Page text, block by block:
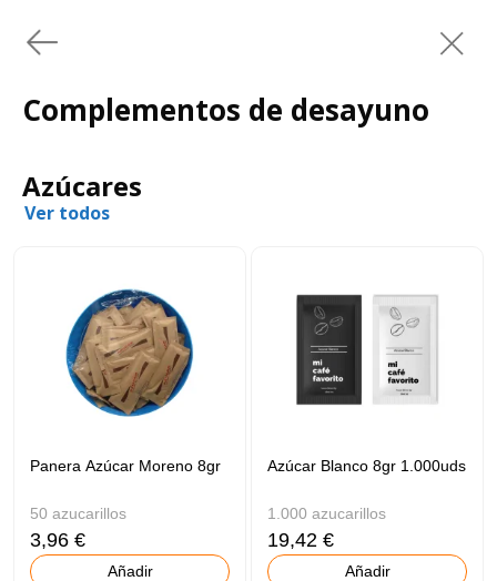
Complementos de desayuno
Azúcares
Ver todos
Panera Azúcar Moreno 8gr
50 azucarillos
3,96 €
Añadir
Azúcar Blanco 8gr 1.000uds
1.000 azucarillos
19,42 €
Añadir